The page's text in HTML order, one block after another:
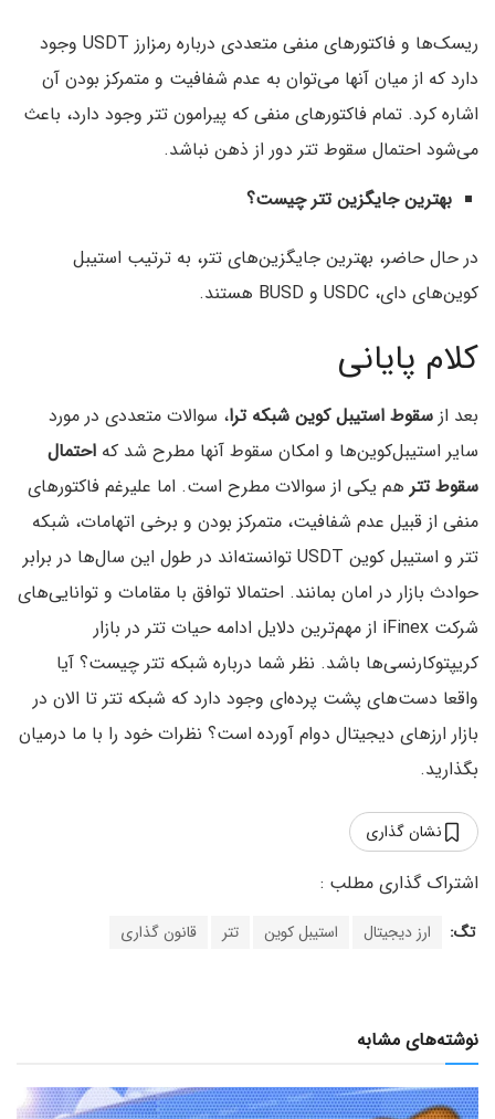
ریسک‌ها و فاکتورهای منفی متعددی درباره رمزارز USDT وجود
دارد که از میان آنها می‌توان به عدم شفافیت و متمرکز بودن آن
اشاره کرد. تمام فاکتورهای منفی که پیرامون تتر وجود دارد، باعث
می‌شود احتمال سقوط تتر دور از ذهن نباشد.
بهترین جایگزین تتر چیست؟
در حال حاضر، بهترین جایگزین‌های تتر، به ترتیب استیبل
کوین‌های دای، USDC و BUSD هستند.
کلام پایانی
بعد از سقوط استیبل کوین شبکه ترا، سوالات متعددی در مورد
سایر استیبل‌کوین‌ها و امکان سقوط آنها مطرح شد که احتمال
سقوط تتر هم یکی از سوالات مطرح است. اما علیرغم فاکتورهای
منفی از قبیل عدم شفافیت، متمرکز بودن و برخی اتهامات، شبکه
تتر و استیبل کوین USDT توانسته‌اند در طول این سال‌ها در برابر
حوادث بازار در امان بمانند. احتمالا توافق با مقامات و توانایی‌های
شرکت iFinex از مهم‌ترین دلایل ادامه حیات تتر در بازار
کریپتوکارنسی‌ها باشد. نظر شما درباره شبکه تتر چیست؟ آیا
واقعا دست‌های پشت پرده‌ای وجود دارد که شبکه تتر تا الان در
بازار ارزهای دیجیتال دوام آورده است؟ نظرات خود را با ما درمیان
بگذارید.
نشان گذاری
تگ: ارز دیجیتال استیبل کوین تتر قانون گذاری
نوشته‌های مشابه